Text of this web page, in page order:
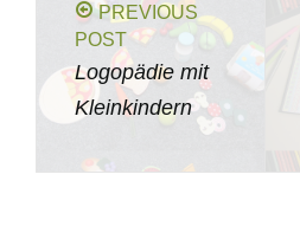
PREVIOUS
POST
Logopädie mit
Kleinkindern